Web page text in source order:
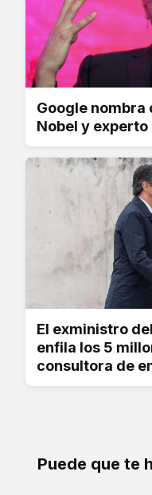
Google
Nobel y experto
El exministro
enfila los 5
consultora de
Puede que te